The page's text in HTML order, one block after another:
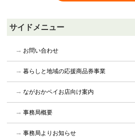
サイドメニュー
お問い合わせ
暮らしと地域の応援商品券事業
ながおかペイお店向け案内
事務局概要
事務局よりお知らせ